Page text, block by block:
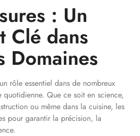
: Un
Clé dans
Domaines
rôle essentiel dans de nombreux
quotidienne. Que ce soit en science,
ou même dans la cuisine, les
pour garantir la précision, la